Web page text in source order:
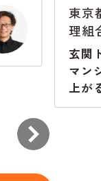
東京
理組
玄関
マン
上が
から